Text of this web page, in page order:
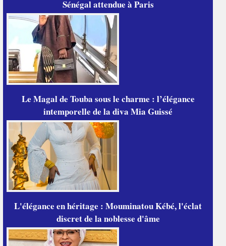
Sénégal attendue à Paris
Le Magal de Touba sous le charme : l’élégance
intemporelle de la diva Mia Guissé
L'élégance en héritage : Mouminatou Kébé, l'éclat
discret de la noblesse d'âme